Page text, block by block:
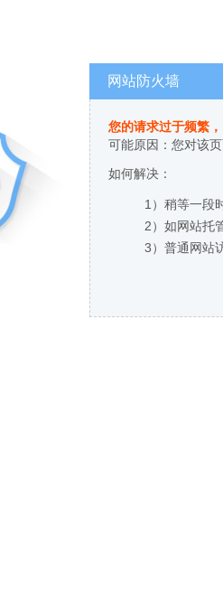
网站防火墙
您的请求过于频繁
可能原因：您对该
如何解决：
1）稍等一段
2）如网站托
3）普通网站